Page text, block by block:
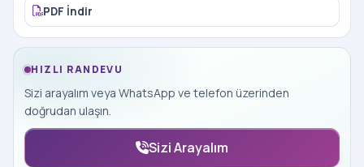
PDF İndir
HIZLI RANDEVU
Sizi arayalım veya WhatsApp ve telefon üzerinden
doğrudan ulaşın.
Sizi Arayalım